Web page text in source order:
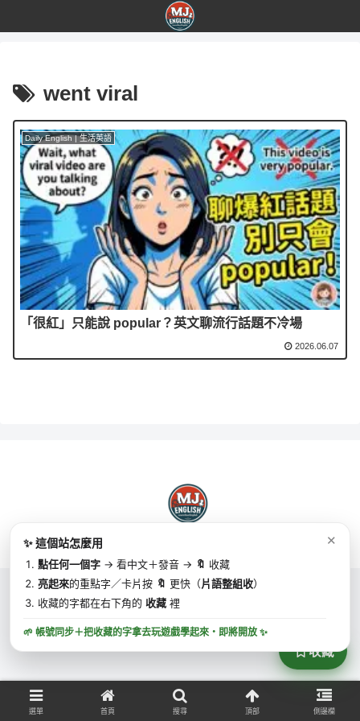
went viral
Daily English | 生活英語
「很紅」只能說 popular？英文聊流行話題不冷場
2026.06.07
Copyright © 2025 MJ英語 | MJ English All Rights Reserved.
選單 首頁 搜尋 頂部 側邊欄
收藏
✨ 這個站怎麼用
點任何一個字 → 看中文＋發音 → 🔖 收藏
亮起來的重點字／卡片按 🔖 更快（片語整組收）
收藏的字都在右下角的 收藏 裡
🌱 帳號同步＋把收藏的字拿去玩遊戲學起來・ 即將開放 ✨
✕